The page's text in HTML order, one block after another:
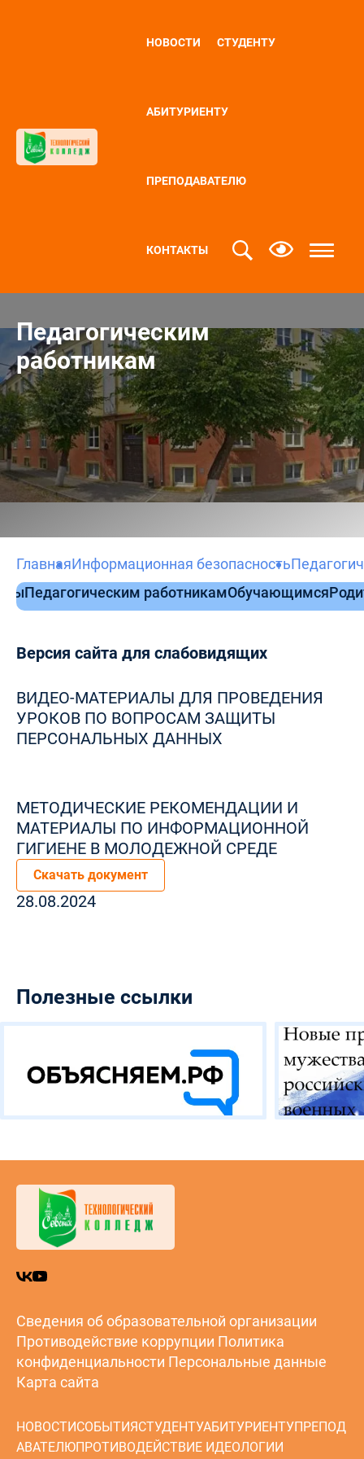
НОВОСТИ СТУДЕНТУ
АБИТУРИЕНТУ
ПРЕПОДАВАТЕЛЮ
КОНТАКТЫ
Педагогическим
работникам
ГлавнаяИнформационная безопасность
Педагогическим работникамОбучающимся
Версия сайта для слабовидящих
ВИДЕО-МАТЕРИАЛЫ ДЛЯ ПРОВЕДЕНИЯ
УРОКОВ ПО ВОПРОСАМ ЗАЩИТЫ
ПЕРСОНАЛЬНЫХ ДАННЫХ
МЕТОДИЧЕСКИЕ РЕКОМЕНДАЦИИ И
МАТЕРИАЛЫ ПО ИНФОРМАЦИОННОЙ
ГИГИЕНЕ В МОЛОДЕЖНОЙ СРЕДЕ
Скачать документ
28.08.2024
Полезные ссылки
Сведения об образовательной организации
Противодействие коррупции Политика
конфиденциальности Персональные данные
Карта сайта
НОВОСТИСОБЫТИЯСТУДЕНТУАБИТУРИЕНТУПРЕПОД
АВАТЕЛЮПРОТИВОДЕЙСТВИЕ ИДЕОЛОГИИ